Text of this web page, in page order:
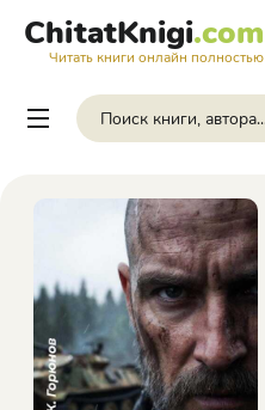
ChitatKnigi.com
Читать книги онлайн полностью